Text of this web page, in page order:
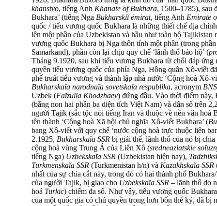
khanstvo, tiếng Anh Khanate of Bukhara, 1500–1785), sau
Bukhara’ (tiếng Nga Bukharskiĭ ėmirat, tiếng Anh Emirate
quốc / tiểu vương quốc Bukhara là những thiết chế địa
lên một phần của Uzbekistan và hầu như toàn bộ Tajikistan
vương quốc Bukhara bị Nga thôn tính một phần (trong
Samarkand), phần còn lại chịu quy chế ‘lãnh thổ bảo hộ’ (
Tháng 9.1920, sau khi tiểu vương Bukhara từ chối đáp ứng
quyền tiểu vương quốc của phía Nga, Hồng quân Xô-viết
phế truất tiểu vương và thành lập nhà nước ‘Cộng hoà Xô-
Bukharskaĭa narodnaĭa sovetskaĭa respublika, acronym
Uzbek (Faĭzulla Khodzhaev) đứng đầu. Vào thời điểm
(bằng non hai phần ba diện tích Việt Nam) và dân số trên
người Tajik (sắc tộc nói tiếng Iran và thuộc về nền văn
tên thành ‘Cộng hoà Xã hội chủ nghĩa Xô-viết Bukhara’ (
bang Xô-viết với quy chế ‘nước cộng hoà trực thuộc liên
2.1925, Bukharskaĭa SSR bị giải thể, lãnh thổ của nó bị
cộng hoà vùng Trung Á của Liên Xô (sredneaziatskie
tiếng Nga) Uzbekskaĭa SSR (Uzbekistan hiện nay),
Turkmenskaĭa SSR (Turkmenistan h/n) và Kazakhskaĭa SSR
nhất của sự chia cắt này, trong đó có hai thành phố
của người Tajik, bị giao cho Uzbekskaĭa SSR – lãnh thổ do
hoá Turkic) chiếm đa số. Như vậy, tiểu vương quốc
của một quốc gia có chủ quyền trong hơn bốn thế kỷ, đã bị